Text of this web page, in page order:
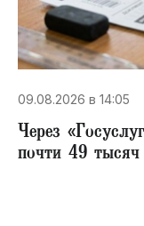
09.08.2026 в 14:05
Через
почти 49 тысяч